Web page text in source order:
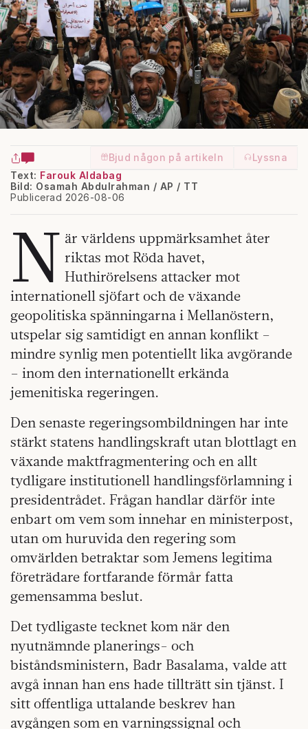
Bjud någon på artikeln
Lyssna
Text: Farouk Aldabag
Publicerad 2026-08-06
Bild: Osamah Abdulrahman / AP / TT
N är världens uppmärksamhet åter
riktas mot Röda havet,
Huthirörelsens attacker mot
internationell sjöfart och de växande
geopolitiska spänningarna i Mellanöstern,
utspelar sig samtidigt en annan konflikt –
mindre synlig men potentiellt lika avgörande
– inom den internationellt erkända
jemenitiska regeringen.
Den senaste regeringsombildningen har inte
stärkt statens handlingskraft utan blottlagt en
växande maktfragmentering och en allt
tydligare institutionell handlingsförlamning i
presidentrådet. Frågan handlar därför inte
enbart om vem som innehar en ministerpost,
utan om huruvida den regering som
omvärlden betraktar som Jemens legitima
företrädare fortfarande förmår fatta
gemensamma beslut.
Det tydligaste tecknet kom när den
nyutnämnde planerings- och
biståndsministern, Badr Basalama, valde att
avgå innan han ens hade tillträtt sin tjänst. I
sitt offentliga uttalande beskrev han
avgången som en varningssignal och